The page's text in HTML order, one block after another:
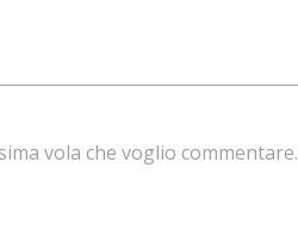
vola che voglio commentare.